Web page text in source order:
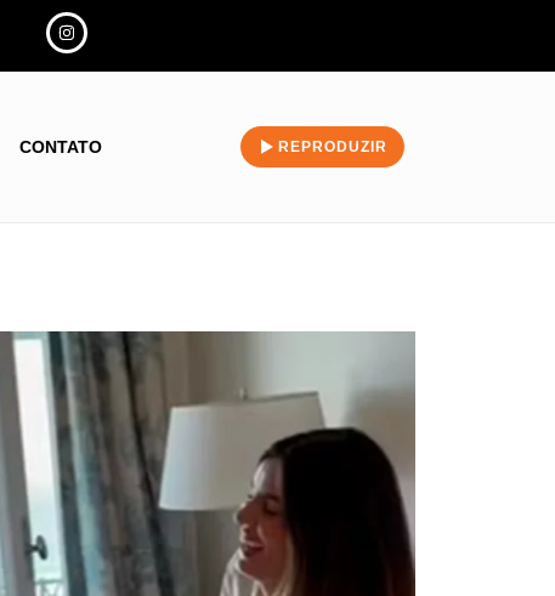
CONTATO REPRODUZIR